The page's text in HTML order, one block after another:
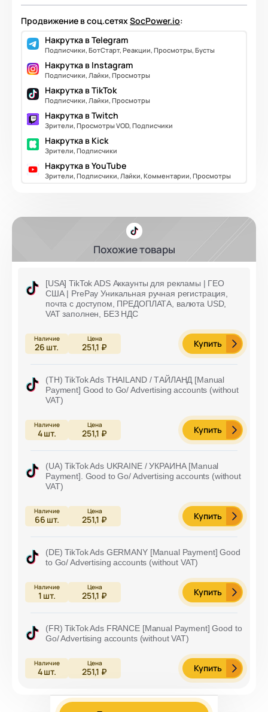
Продвижение в соц.сетяхSocPower.io:
Накрутка в Telegram
Подписчики, БотСтарт, Реакции, Просмотры, Бусты
Накрутка в Instagram
Подписчики, Лайки, Просмотры
Накрутка в TikTok
Подписчики, Лайки, Просмотры
Накрутка в Twitch
Зрители, Просмотры VOD, Подписчики
Накрутка в Kick
Зрители, Подписчики
Накрутка в YouTube
Зрители, Подписчики, Лайки, Комментарии, Просмотры
Похожие товары
[USA] TikTok ADS Аккаунты для рекламы | ГЕО
США | PrePay Уникальная ручная регистрация,
почта с доступом, ПРЕДОПЛАТА, валюта USD,
VAT заполнен, БЕЗ НДС
26 шт. 251,1 ₽ Купить
(TH) TikTok Ads THAILAND / ТАЙЛАНД [Manual
Payment] Good to Go/ Advertising accounts (without
VAT)
4шт. 251,1 ₽ Купить
(UA) TikTok Ads UKRAINE / УКРАИНА [Manual
Payment]. Good to Go/ Advertising accounts (without
VAT)
66 шт. 251,1 ₽ Купить
(DE) TikTok Ads GERMANY [Manual Payment] Good
to Go/ Advertising accounts (without VAT)
1 шт. 251,1 ₽ Купить
(FR) TikTok Ads FRANCE [Manual Payment] Good to
Go/ Advertising accounts (without VAT)
4шт. 251,1 ₽ Купить